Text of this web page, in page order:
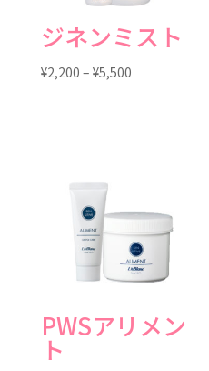
ジネンミスト
¥2,200 – ¥5,500価
PWSアリメン
ト